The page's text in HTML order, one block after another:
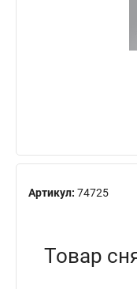
Артикул: 74725
Товар